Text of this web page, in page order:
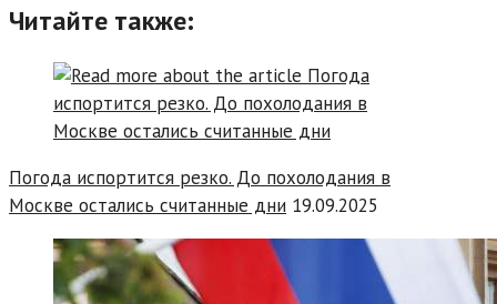
Читайте также:
Погода испортится резко. До похолодания в
Москве остались считанные дни 19.09.2025